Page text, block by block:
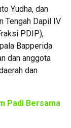
Yudha, dan
Tengah Dapil IV
PDIP),
Bapperida
dan anggota
dan
Padi Bersama